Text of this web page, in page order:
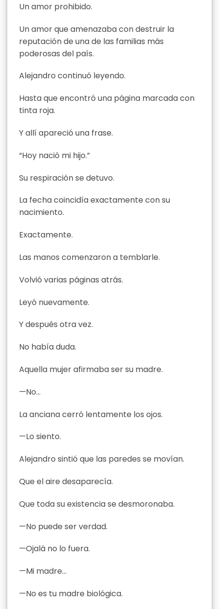
Un amor prohibido.
Un amor que amenazaba con destruir la
reputación de una de las familias más
poderosas del país.
Alejandro continuó leyendo.
Hasta que encontró una página marcada con
tinta roja.
Y allí apareció una frase.
“Hoy nació mi hijo.”
Su respiración se detuvo.
La fecha coincidía exactamente con su
nacimiento.
Exactamente.
Las manos comenzaron a temblarle.
Volvió varias páginas atrás.
Leyó nuevamente.
Y después otra vez.
No había duda.
Aquella mujer afirmaba ser su madre.
—No…
La anciana cerró lentamente los ojos.
—Lo siento.
Alejandro sintió que las paredes se movían.
Que el aire desaparecía.
Que toda su existencia se desmoronaba.
—No puede ser verdad.
—Ojalá no lo fuera.
—Mi madre…
—No es tu madre biológica.